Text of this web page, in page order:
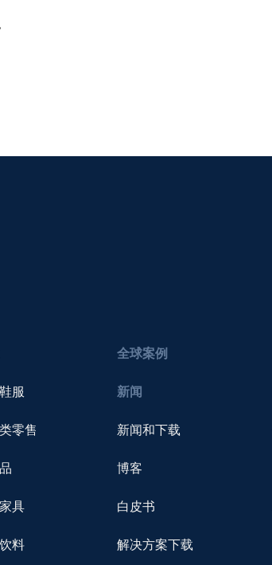
服
零售
具
料
全球案例
新闻
新闻和下载
博客
白皮书
解决方案下载